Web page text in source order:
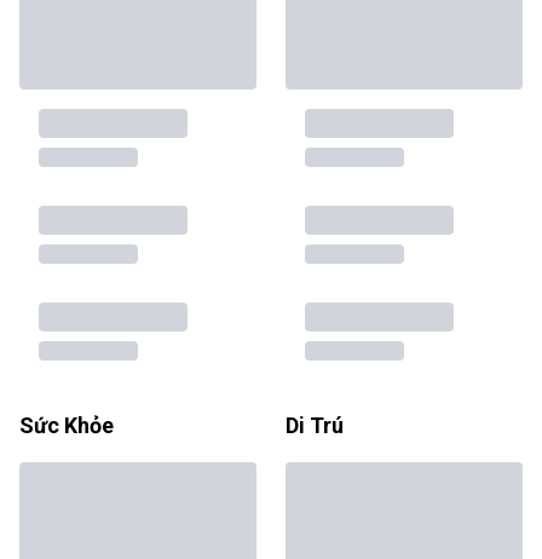
Sức Khỏe Di Trú